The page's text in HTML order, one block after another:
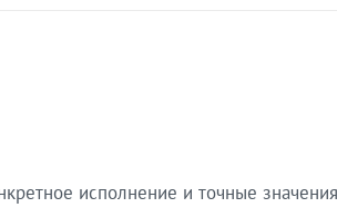
исполнение и точные